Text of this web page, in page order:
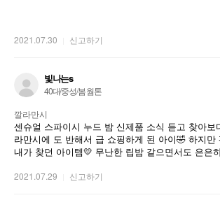
2021.07.30 신고하기
빛나는s
40대/중성/봄 웜톤
깔라만시
센슈얼 스파이시 누드 밤 신제품 소식 듣고 찾아보
라만시에 도 반해서 급 쇼핑하게 된 아이🤣 하지만
내가 찾던 아이템💛 무난한 립밤 같으면서도 은은
ㅎㅎ 증정품도 이렇게 많을 일인가요?😘 스파이시
2021.07.29 신고하기